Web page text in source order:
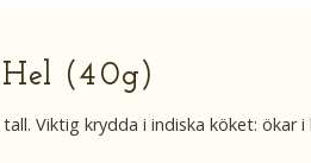
(40g)
Viktig krydda i indiska köket: